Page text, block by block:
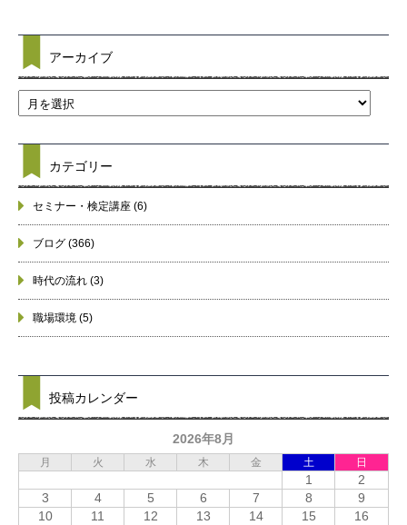
アーカイブ
カテゴリー
セミナー・検定講座 (6)
ブログ (366)
時代の流れ (3)
職場環境 (5)
投稿カレンダー
2026年8月
月 火 水 木 金 土 日
1
2
3
4 5 6 7 8
9
10
11 12 13 14 15 16